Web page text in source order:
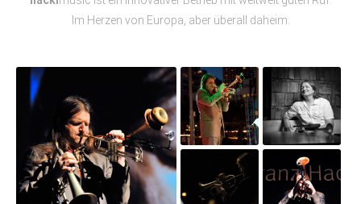
Im Herzen von Europa, aber überall daheim.